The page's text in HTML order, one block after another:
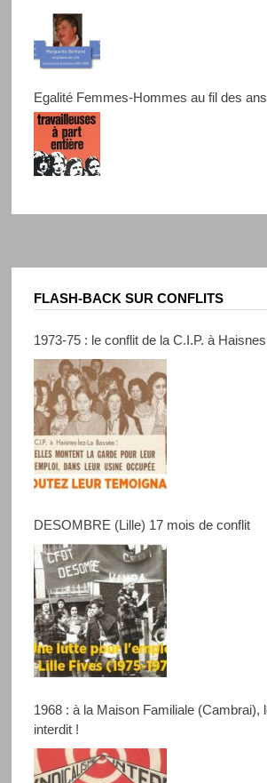
Egalité Femmes-Hommes au fil des ans
FLASH-BACK SUR CONFLITS
1973-75 : le conflit de la C.I.P. à Haisnes
DESOMBRE (Lille) 17 mois de conflit
1968 : à la Maison Familiale (Cambrai), le syndicalisme
interdit !